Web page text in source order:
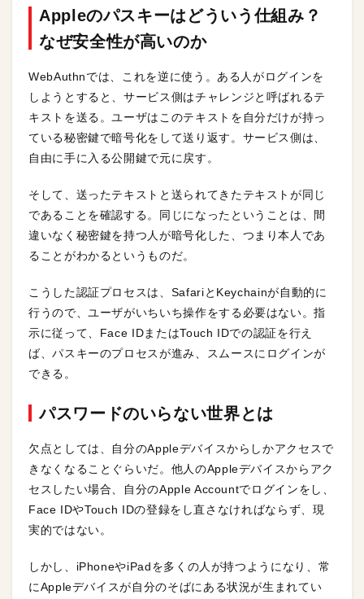
Appleのパスキーはどういう仕組み？
なぜ安全性が高いのか
WebAuthnでは、これを逆に使う。ある人がログインを
しようとすると、サービス側はチャレンジと呼ばれるテ
キストを送る。ユーザはこのテキストを自分だけが持っ
ている秘密鍵で暗号化をして送り返す。サービス側は、
自由に手に入る公開鍵で元に戻す。
そして、送ったテキストと送られてきたテキストが同じ
であることを確認する。同じになったということは、間
違いなく秘密鍵を持つ人が暗号化した、つまり本人であ
ることがわかるというものだ。
こうした認証プロセスは、SafariとKeychainが自動的に
行うので、ユーザがいちいち操作をする必要はない。指
示に従って、Face IDまたはTouch IDでの認証を行え
ば、パスキーのプロセスが進み、スムースにログインが
できる。
パスワードのいらない世界とは
欠点としては、自分のAppleデバイスからしかアクセスで
きなくなることぐらいだ。他人のAppleデバイスからアク
セスしたい場合、自分のApple Accountでログインをし、
Face IDやTouch IDの登録をし直さなければならず、現
実的ではない。
しかし、iPhoneやiPadを多くの人が持つようになり、常
にAppleデバイスが自分のそばにある状況が生まれてい